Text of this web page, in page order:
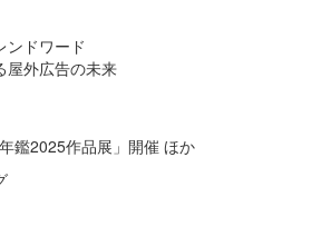
ンドワード
屋外広告の未来
鑑2025作品展」開催 ほか